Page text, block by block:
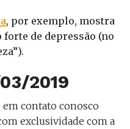
, por exemplo, mostra
de depressão (no
2019
em contato conosco
exclusividade com a